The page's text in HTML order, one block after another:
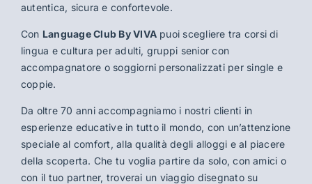
autentica, sicura e confortevole.
Con Language Club By VIVA puoi scegliere tra corsi di
lingua e cultura per adulti, gruppi senior con
accompagnatore o soggiorni personalizzati per single e
coppie.
Da oltre 70 anni accompagniamo i nostri clienti in
esperienze educative in tutto il mondo, con un’attenzione
speciale al comfort, alla qualità degli alloggi e al piacere
della scoperta. Che tu voglia partire da solo, con amici o
con il tuo partner, troverai un viaggio disegnato su